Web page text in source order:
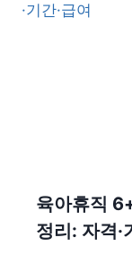
육아휴직
정리: 자격·